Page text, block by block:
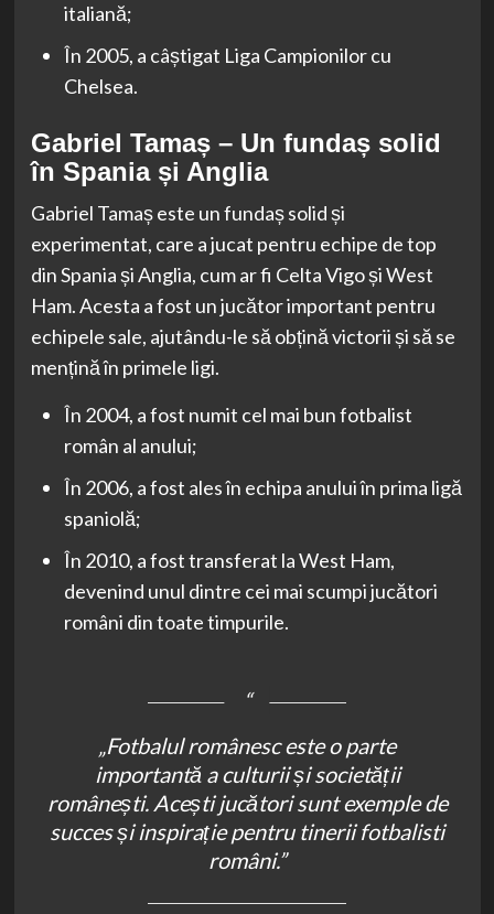
italiană;
În 2005, a câștigat Liga Campionilor cu
Chelsea.
Gabriel Tamaș – Un fundaș solid
în Spania și Anglia
Gabriel Tamaș este un fundaș solid și
experimentat, care a jucat pentru echipe de top
din Spania și Anglia, cum ar fi Celta Vigo și West
Ham. Acesta a fost un jucător important pentru
echipele sale, ajutându-le să obțină victorii și să se
mențină în primele ligi.
În 2004, a fost numit cel mai bun fotbalist
român al anului;
În 2006, a fost ales în echipa anului în prima ligă
spaniolă;
În 2010, a fost transferat la West Ham,
devenind unul dintre cei mai scumpi jucători
români din toate timpurile.
„Fotbalul românesc este o parte
importantă a culturii și societății
românești. Acești jucători sunt exemple de
succes și inspirație pentru tinerii fotbalisti
români.”